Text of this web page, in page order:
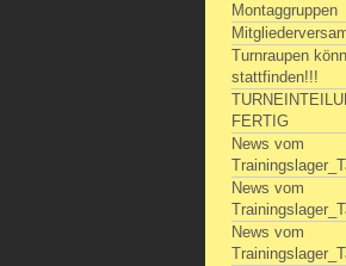
Montaggruppen
Turnraupen
stattfinden!!!
FERTIG
News vom
News vom
News vom